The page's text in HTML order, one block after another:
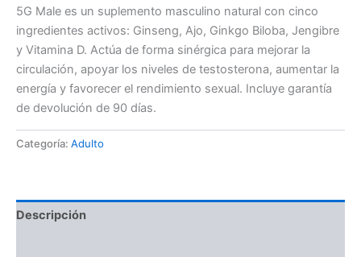
precio
original
era:
69,00 €.
precio
actual
es:
49,00 €.
5G Male es un suplemento masculino natural con cinco
ingredientes activos: Ginseng, Ajo, Ginkgo Biloba, Jengibre
y Vitamina D. Actúa de forma sinérgica para mejorar la
circulación, apoyar los niveles de testosterona, aumentar la
energía y favorecer el rendimiento sexual. Incluye garantía
de devolución de 90 días.
Categoría: Adulto
Descripción